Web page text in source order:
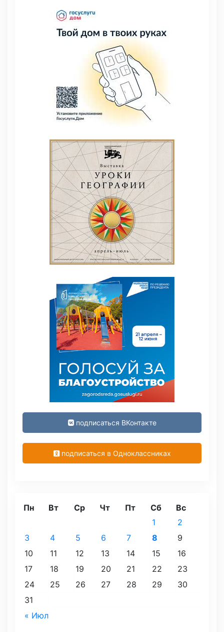
подписаться ВКонтакте
подписаться в Одноклассниках
Пн Вт Ср Чт Пт Сб Вс
« Июл
1
2
3
4 5 6 7 8
9
10
11 12 13 14 15
16
17
18 19 20 21 22
23
24
25 26 27 28 29
30
31